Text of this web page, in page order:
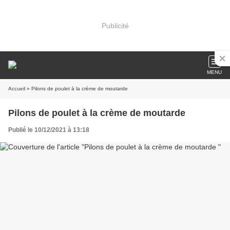
Publicité
MENU
Accueil » Pilons de poulet à la crème de moutarde
Pilons de poulet à la crème de moutarde
Publié le 10/12/2021 à 13:18